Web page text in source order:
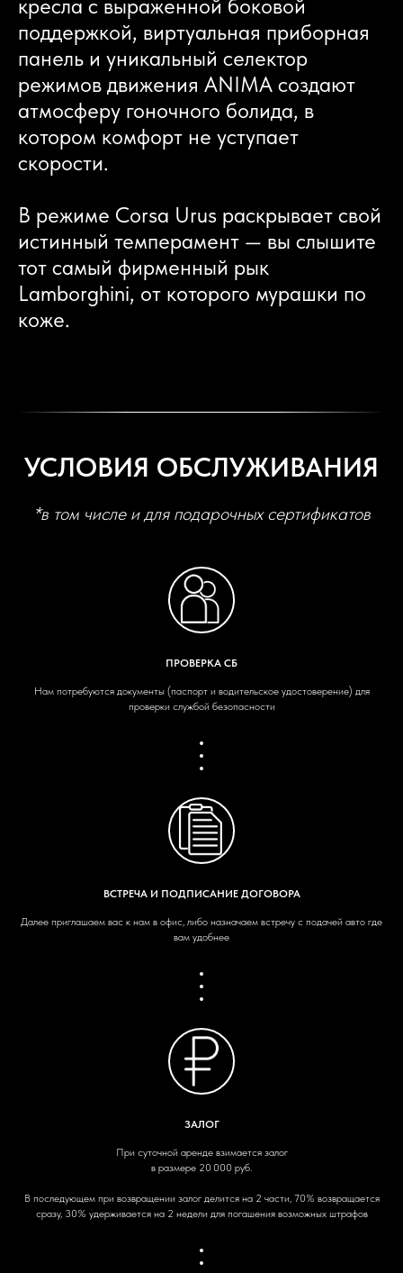
кресла с выраженной боковой
поддержкой, виртуальная приборная
панель и уникальный селектор
режимов движения ANIMA создают
атмосферу гоночного болида, в
котором комфорт не уступает
скорости.
В режиме Corsa Urus раскрывает свой
истинный темперамент — вы слышите
тот самый фирменный рык
Lamborghini, от которого мурашки по
коже.
УСЛОВИЯ ОБСЛУЖИВАНИЯ
*в том числе и для подарочных сертификатов
ПРОВЕРКА СБ
Нам потребуются документы (паспорт и водительское удостоверение) для
проверки службой безопасности
ВСТРЕЧА И ПОДПИСАНИЕ ДОГОВОРА
Далее приглашаем вас к нам в офис, либо назначаем встречу с подачей авто где
вам удобнее
ЗАЛОГ
При суточной аренде взимается залог
в размере 20 000 руб.
В последующем при возвращении залог делится на 2 части, 70% возвращается
сразу, 30% удерживается на 2 недели для погашения возможных штрафов